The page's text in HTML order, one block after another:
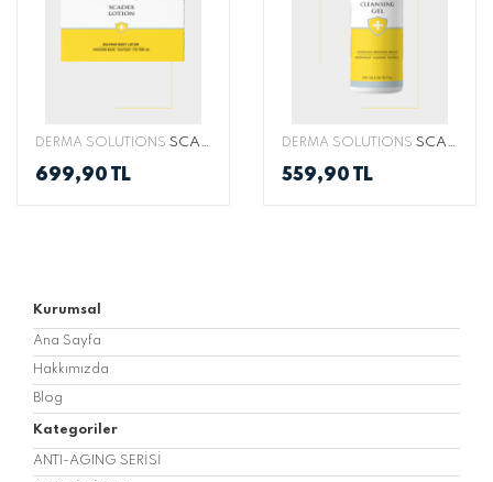
DERMA SOLUTIONS SCADEX LOTION
699,90 TL
DERMA SOLUTIONS SCADEX CLEANSING GEL 200 ML
559,90 TL
Kurumsal
Ana Sayfa
Hakkımızda
Blog
Kategoriler
ANTI-AGING SERİSİ